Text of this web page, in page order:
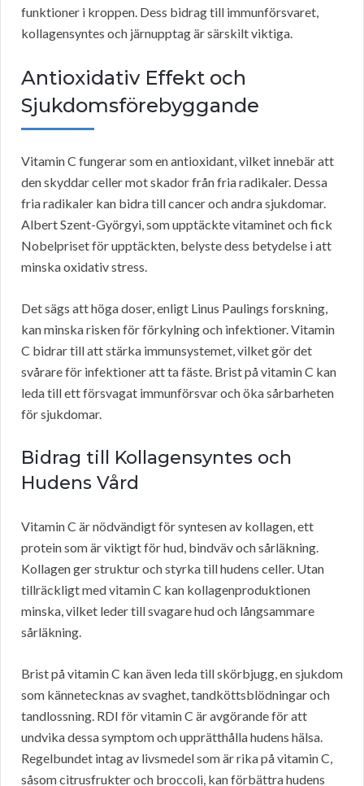
funktioner i kroppen. Dess bidrag till immunförsvaret,
kollagensyntes och järnupptag är särskilt viktiga.
Antioxidativ Effekt och
Sjukdomsförebyggande
Vitamin C fungerar som en antioxidant, vilket innebär att
den skyddar celler mot skador från fria radikaler. Dessa
fria radikaler kan bidra till cancer och andra sjukdomar.
Albert Szent-Györgyi, som upptäckte vitaminet och fick
Nobelpriset för upptäckten, belyste dess betydelse i att
minska oxidativ stress.
Det sägs att höga doser, enligt Linus Paulings forskning,
kan minska risken för förkylning och infektioner. Vitamin
C bidrar till att stärka immunsystemet, vilket gör det
svårare för infektioner att ta fäste. Brist på vitamin C kan
leda till ett försvagat immunförsvar och öka sårbarheten
för sjukdomar.
Bidrag till Kollagensyntes och
Hudens Vård
Vitamin C är nödvändigt för syntesen av kollagen, ett
protein som är viktigt för hud, bindväv och sårläkning.
Kollagen ger struktur och styrka till hudens celler. Utan
tillräckligt med vitamin C kan kollagenproduktionen
minska, vilket leder till svagare hud och långsammare
sårläkning.
Brist på vitamin C kan även leda till skörbjugg, en sjukdom
som kännetecknas av svaghet, tandköttsblödningar och
tandlossning. RDI för vitamin C är avgörande för att
undvika dessa symptom och upprätthålla hudens hälsa.
Regelbundet intag av livsmedel som är rika på vitamin C,
såsom citrusfrukter och broccoli, kan förbättra hudens